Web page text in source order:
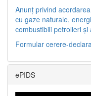
Anunț privind
cu gaze naturale,
combustibili petrolieri
Formular cerere-
ePIDS